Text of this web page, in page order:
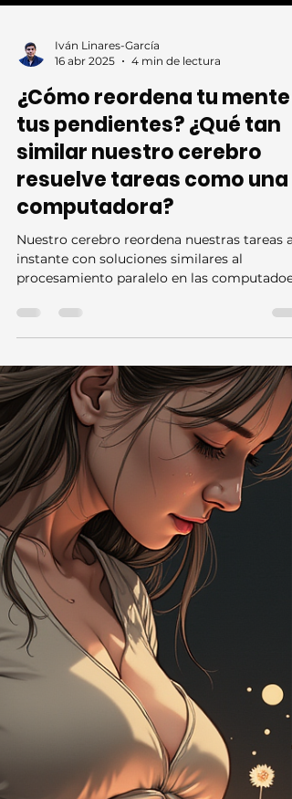
Iván Linares-García
16 abr 2025
4 min de lectura
tus pendientes? ¿Qué tan
resuelve tareas como una
computadora?
Nuestro cerebro reordena nuestras tareas al
instante con soluciones similares al
procesamiento paralelo en las
Alan Turning imaginaba a las computadoras
como imitaciones del cerebro, y podria
en lo correcto.